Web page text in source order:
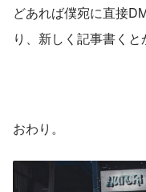
どあれば僕宛に直接
り、新しく記事書く
おわり。